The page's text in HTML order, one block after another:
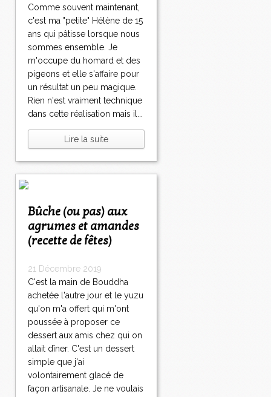
Comme souvent maintenant,
c'est ma "petite" Hélène de 15
ans qui pâtisse lorsque nous
sommes ensemble. Je
m'occupe du homard et des
pigeons et elle s'affaire pour
un résultat un peu magique.
Rien n'est vraiment technique
dans cette réalisation mais il...
Lire la suite
Bûche (ou pas) aux
agrumes et amandes
(recette de fêtes)
21 Décembre 2019
C'est la main de Bouddha
achetée l'autre jour et le yuzu
qu'on m'a offert qui m'ont
poussée à proposer ce
dessert aux amis chez qui on
allait dîner. C'est un dessert
simple que j'ai
volontairement glacé de
façon artisanale. Je ne voulais